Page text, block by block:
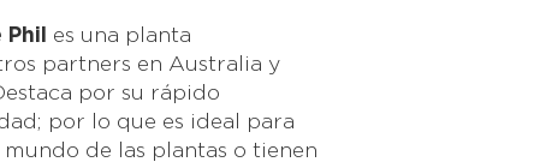
es una planta
partners en Australia y
por su rápido
por lo que es ideal para
mundo de las plantas o tienen